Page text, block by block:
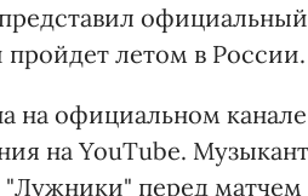
пройдет летом в России.
на официальном
на YouTube.
"Лужники" перед